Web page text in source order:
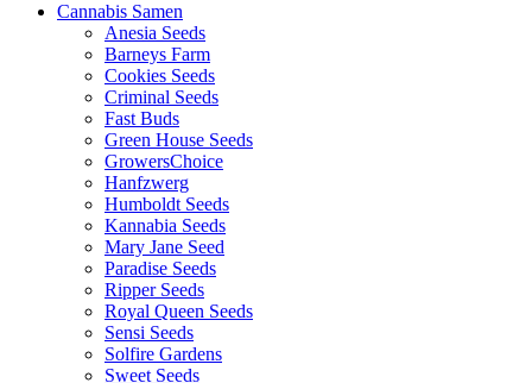
Cannabis Samen
Anesia Seeds
Barneys Farm
Cookies Seeds
Criminal Seeds
Fast Buds
Green House Seeds
GrowersChoice
Hanfzwerg
Humboldt Seeds
Kannabia Seeds
Mary Jane Seed
Paradise Seeds
Ripper Seeds
Royal Queen Seeds
Sensi Seeds
Solfire Gardens
Sweet Seeds